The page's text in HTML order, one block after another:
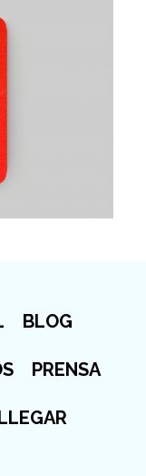
BLOG
PRENSA